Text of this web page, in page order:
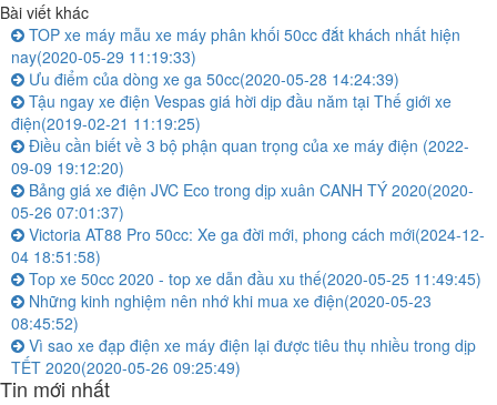
Bài viết khác
TOP xe máy mẫu xe máy phân khối 50cc đắt khách nhất hiện
nay(2020-05-29 11:19:33)
Ưu điểm của dòng xe ga 50cc(2020-05-28 14:24:39)
Tậu ngay xe điện Vespas giá hời dịp đầu năm tại Thế giới xe
điện(2019-02-21 11:19:25)
Điều cần biết về 3 bộ phận quan trọng của xe máy điện (2022-
09-09 19:12:20)
Bảng giá xe điện JVC Eco trong dịp xuân CANH TÝ 2020(2020-
05-26 07:01:37)
Victoria AT88 Pro 50cc: Xe ga đời mới, phong cách mới(2024-12-
04 18:51:58)
Top xe 50cc 2020 - top xe dẫn đầu xu thế(2020-05-25 11:49:45)
Những kinh nghiệm nên nhớ khi mua xe điện(2020-05-23
08:45:52)
Vì sao xe đạp điện xe máy điện lại được tiêu thụ nhiều trong dịp
TẾT 2020(2020-05-26 09:25:49)
Tin mới nhất